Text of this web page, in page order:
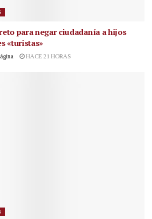
para negar ciudadanía a hijos
«turistas»
HACE 21 HORAS